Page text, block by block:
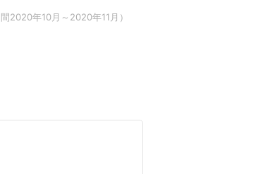
2020年10月～2020年11月）